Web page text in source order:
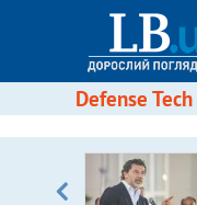
Defense Tech